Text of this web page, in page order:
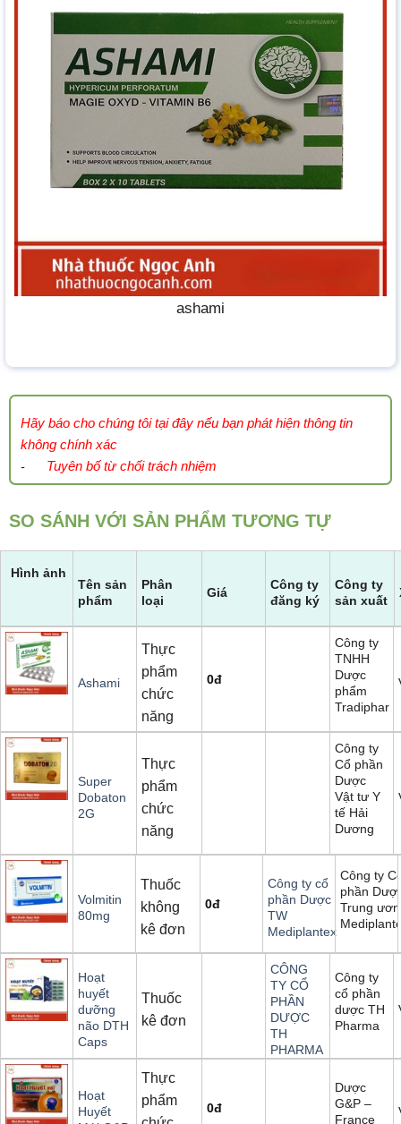
ashami
Hãy báo cho chúng tôi tại đây nếu bạn phát hiện thông tin
không chính xác
- Tuyên bố từ chối trách nhiệm
SO SÁNH VỚI SẢN PHẨM TƯƠNG TỰ
Hình ảnh
Tên sản
phẩm
Phân
loại
Giá
Công ty
đăng ký
Công ty
sản xuất
Ashami
Thực
phẩm
chức
năng
0đ
Công ty
TNHH
Dược
phẩm
Tradiphar
Super
Dobaton
2G
Thực
phẩm
chức
năng
Công ty
Cổ phần
Dược
Vật tư Y
tế Hải
Dương
Volmitin
80mg
Thuốc
không
kê đơn
0đ
Công ty cổ
phần Dược
TW
Mediplantex
Công ty
phần
Trung
Hoạt
huyết
dưỡng
não DTH
Caps
Thuốc
kê đơn
CÔNG
TY CỔ
PHẦN
DƯỢC
TH
PHARMA
Công ty
cổ phần
dược TH
Pharma
Hoạt
Huyết
Thực
phẩm
0đ
Dược
G&P –
France